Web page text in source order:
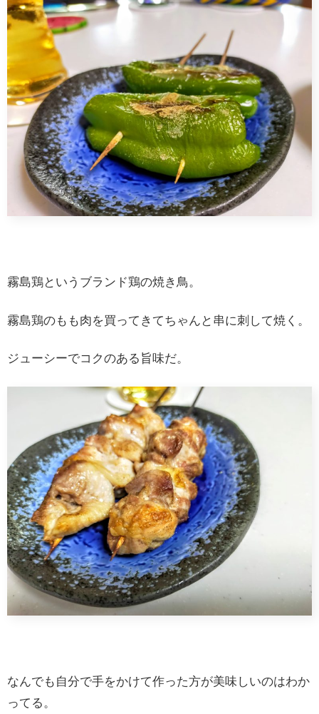
霧島鶏というブランド鶏の焼き鳥。
霧島鶏のもも肉を買ってきてちゃんと串に刺して焼く。
ジューシーでコクのある旨味だ。
なんでも自分で手をかけて作った方が美味しいのはわか
ってる。